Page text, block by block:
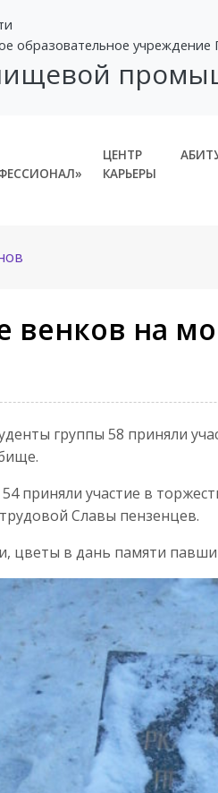
образовательное учреждение
ЦЕНТР
КАРЬЕРЫ
венков на
группы 58 приняли
приняли участие в
Славы пензенцев.
цветы в дань памяти